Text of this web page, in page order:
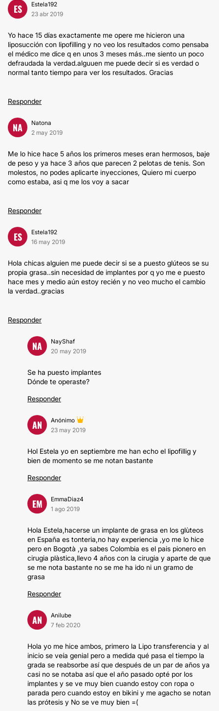
ES
Estela192
23 abr 2019
Yo hace 15 días exactamente me opere me hicieron una
liposucción con lipofilling y no veo los resultados como pensaba
el médico me dice q en unos 3 meses más..me siento un poco
defraudada la verdad.alguuen me puede decir si es verdad o
normal tanto tiempo para ver los resultados. Gracias
Responder
NA
Natona
2 may 2019
Me lo hice hace 5 años los primeros meses eran hermosos, baje
de peso y ya hace 3 años que parecen 2 pelotas de tenis. Son
molestos, no podes aplicarte inyecciones, Quiero mi cuerpo
como estaba, asi q me los voy a sacar
Responder
ES
Estela192
16 may 2019
Hola chicas alguien me puede decir si se a puesto glúteos se su
propia grasa..sin necesidad de implantes por q yo me e puesto
hace mes y medio aún estoy recién y no veo mucho el cambio
la verdad..gracias
Responder
NA
NayShaf
20 may 2019
Se ha puesto implantes
Dónde te operaste?
Responder
AN
Anónimo
23 may 2019
Hol Estela yo en septiembre me han echo el lipofillig y
bien de momento se me notan bastante
Responder
EM
EmmaDiaz4
1 ago 2019
Hola Estela,hacerse un implante de grasa en los glùteos
en España es tonteria,no hay experiencia ,yo me lo hice
pero en Bogotà ,ya sabes Colombia es el pais pionero en
cirugia plàstica,llevo 4 años con la cirugia y aparte de que
se me nota bastante no se me ha ido ni un gramo de
grasa
Responder
AN
Anilube
7 feb 2020
Hola yo me hice ambos, primero la Lipo transferencia y al
inicio se veía genial pero a medida qué pasa el tiempo la
grada se reabsorbe así que después de un par de años ya
casi no se notaba así que el año pasado opté por los
implantes y se ve muy bien cuando estoy con ropa o
parada pero cuando estoy en bikini y me agacho se notan
las prótesis y No se ve muy bien =(